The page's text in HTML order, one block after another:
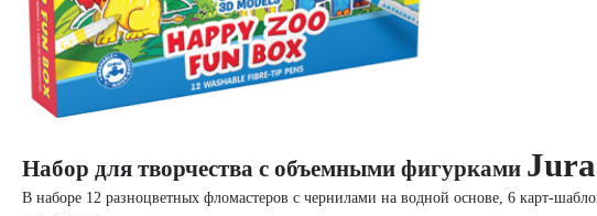
Набор для творчества с объемными фигурками
В наборе 12 разноцветных фломастеров с чернилами на водной основе, 6 карт-